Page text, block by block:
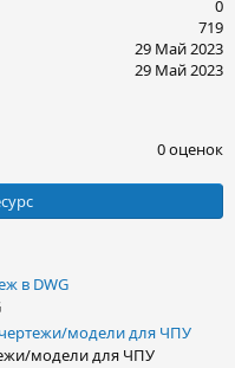
0
719
29 Май 2023
29 Май 2023
0 оценок
в DWG
модели для ЧПУ
модели для ЧПУ